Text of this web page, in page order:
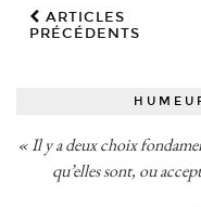
ARTICLES
PRÉCÉDENTS
« Il y a deux choix
qu’elles sont, ou